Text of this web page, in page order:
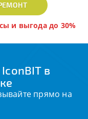
и выгода до 30%
в
прямо на